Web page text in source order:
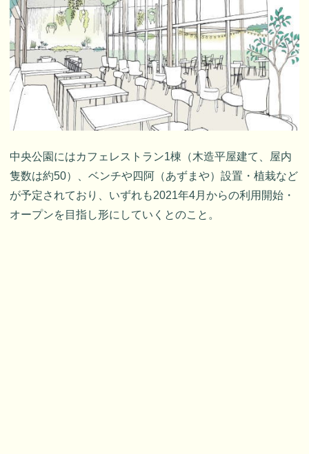
中央公園にはカフェレストラン1棟（木造平屋建て、屋内
隻数は約50）、ベンチや四阿（あずまや）設置・植栽など
が予定されており、いずれも2021年4月からの利用開始・
オープンを目指し形にしていくとのこと。